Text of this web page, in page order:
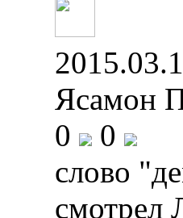
Ясамон
0
0
слово
смотрел